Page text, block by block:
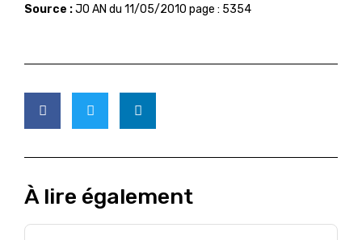
Source :JO AN du 11/05/2010 page : 5354
À lire également